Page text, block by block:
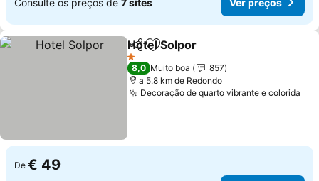
PartilharAdicionar aos favoritos
Hotel Solpor
1 Estrelas
8,0 Muito boa
857
a 5.8 km de Redondo
Decoração de quarto vibrante e colorida
De € 49